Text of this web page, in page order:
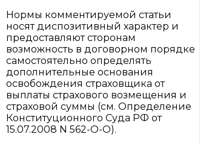
Нормы комментируемой статьи
носят диспозитивный характер и
предоставляют сторонам
возможность в договорном порядке
самостоятельно определять
дополнительные основания
освобождения страховщика от
выплаты страхового возмещения и
страховой суммы (см. Определение
Конституционного Суда РФ от
15.07.2008 N 562-О-О).